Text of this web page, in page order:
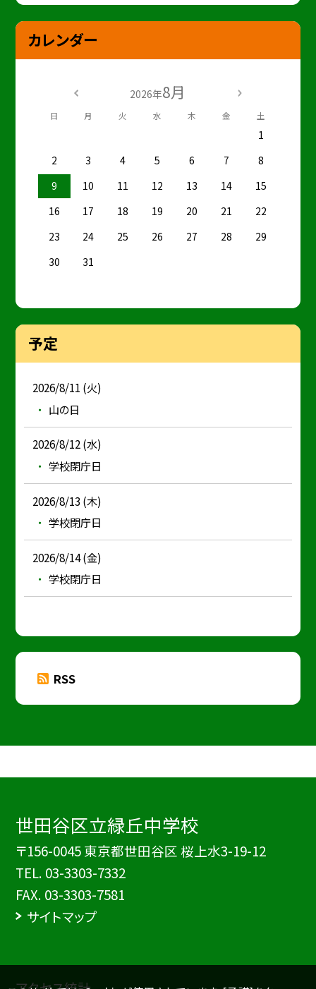
カレンダー
2026年8月
日 月 火 水 木 金 土
1
2
3 4 5 6 7
8
9
10 11 12 13 14
15
16
17 18 19 20 21
22
23
24 25 26 27 28
29
30
31
予定
2026/8/11 (火)
山の日
2026/8/12 (水)
学校閉庁日
2026/8/13 (木)
学校閉庁日
2026/8/14 (金)
学校閉庁日
RSS
世田谷区立緑丘中学校
〒156-0045 東京都世田谷区 桜上水3-19-12
TEL. 03-3303-7332
FAX. 03-3303-7581
サイトマップ